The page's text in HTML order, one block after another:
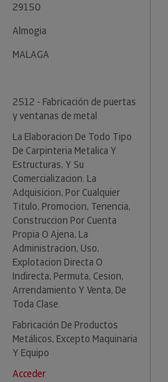
29150
Almogia
MALAGA
2512 - Fabricación de puertas
y ventanas de metal
La Elaboracion De Todo Tipo
De Carpinteria Metalica Y
Estructuras, Y Su
Comercializacion. La
Adquisicion, Por Cualquier
Titulo, Promocion, Tenencia,
Construccion Por Cuenta
Propia O Ajena, La
Administracion, Uso,
Explotacion Directa O
Indirecta, Permuta, Cesion,
Arrendamiento Y Venta, De
Toda Clase.
Fabricación De Productos
Metálicos, Excepto Maquinaria
Y Equipo
Acceder